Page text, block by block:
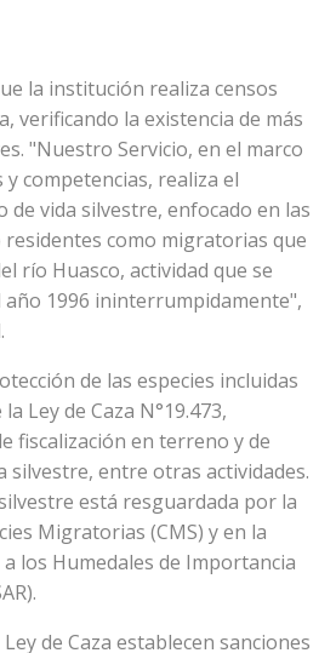
la institución realiza censos
verificando la existencia de más
"Nuestro Servicio, en el marco
competencias, realiza el
vida silvestre, enfocado en las
residentes como migratorias que
río Huasco, actividad que se
año 1996 ininterrumpidamente",
de las especies incluidas
Ley de Caza N°19.473,
fiscalización en terreno y de
entre otras actividades.
está resguardada por la
Migratorias (CMS) y en la
los Humedales de Importancia
de Caza establecen sanciones